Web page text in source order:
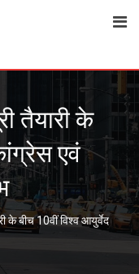
तैयारी के
एवं
के बीच 10वीं विश्व आयुर्वेद